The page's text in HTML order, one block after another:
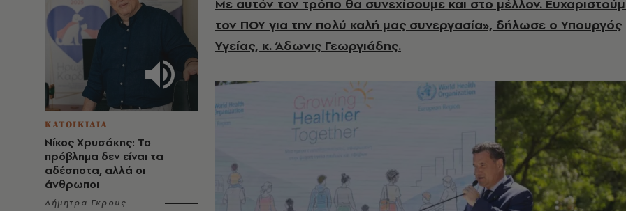
ΚΑΤΟΙΚΙΔΙΑ
Νίκος Χρυσάκης: Το
πρόβλημα δεν είναι τα
αδέσποτα, αλλά οι
άνθρωποι
Δήμητρα Γκρους
Με αυτόν τον τρόπο θα συνεχίσουμε και στο μέλλον.
τον ΠΟΥ για την πολύ καλή μας συνεργασία», δήλωσε ο Υπουργός
Υγείας, κ. Άδωνις Γεωργιάδης.